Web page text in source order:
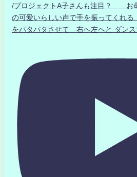
/プロジェクトA子さんも注目？ お
の可愛いらしい声で手を振ってくれ
をパタパタさせて 右へ左へと ダンス